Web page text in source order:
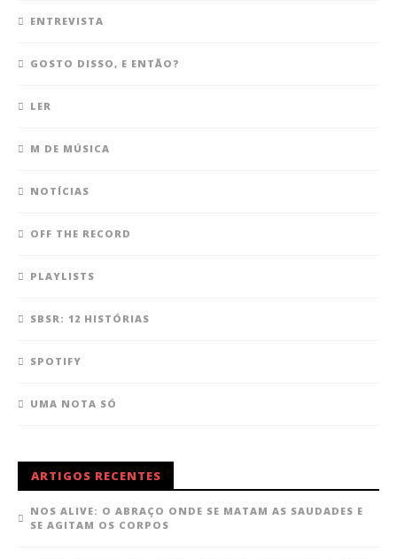
ENTREVISTA
GOSTO DISSO, E ENTÃO?
LER
M DE MÚSICA
NOTÍCIAS
OFF THE RECORD
PLAYLISTS
SBSR: 12 HISTÓRIAS
SPOTIFY
UMA NOTA SÓ
ARTIGOS RECENTES
NOS ALIVE: O ABRAÇO ONDE SE MATAM AS SAUDADES E
SE AGITAM OS CORPOS